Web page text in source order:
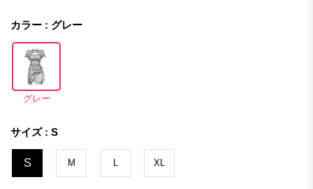
カラー : グレー
グレー
サイズ : S
S M XL